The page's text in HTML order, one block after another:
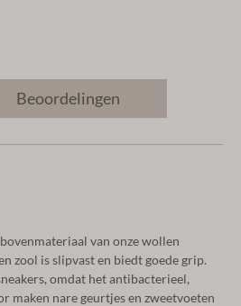
Beoordelingen
van onze wollen
zool is slipvast en biedt goede grip.
omdat het antibacterieel,
maken nare geurtjes en zweetvoeten